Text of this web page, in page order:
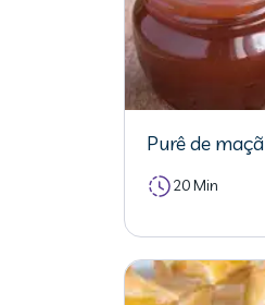
Purê de maçã
20 Min